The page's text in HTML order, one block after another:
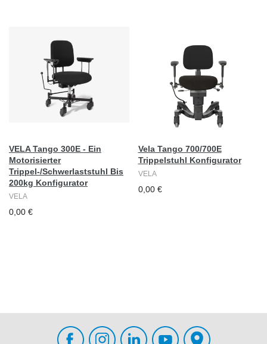
VELA Tango 300E - Ein
Motorisierter
Trippel-/Schwerlaststuhl Bis
200kg Konfigurator
VELA
0,00 €
Vela Tango 700/700E
Trippelstuhl Konfigurator
VELA
0,00 €